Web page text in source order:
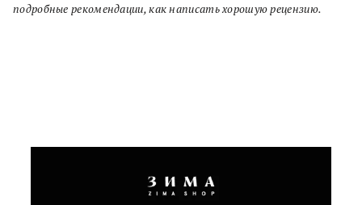
подробные рекомендации, как написать хорошую рецензию.